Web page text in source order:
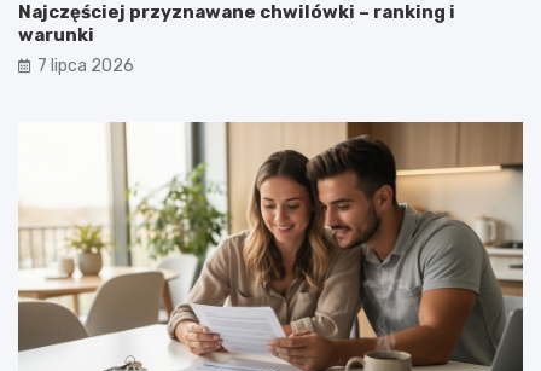
Najczęściej przyznawane chwilówki – ranking i
warunki
7 lipca 2026